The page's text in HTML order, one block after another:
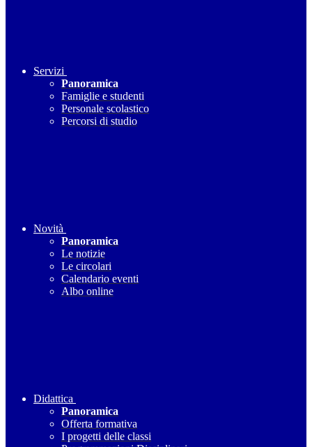
Servizi
Panoramica
Famiglie e studenti
Personale scolastico
Percorsi di studio
Novità
Panoramica
Le notizie
Le circolari
Calendario eventi
Albo online
Didattica
Panoramica
Offerta formativa
I progetti delle classi